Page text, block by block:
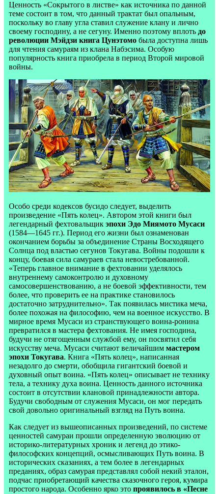
Ценность «Сокрытого в листве» как источника по данной
теме состоит в том, что данный трактат был опальным,
поскольку во главу угла ставил служение клану и лично
своему господину, а не сегуну. Именно поэтому вплоть до
революции Мэйдзи книга Цунэтомо была доступна лишь
для чтения самураям из клана Набэсима. Особую
популярность книга приобрела в период Второй мировой
войны.
Особо среди кодексов бусидо следует, выделить
произведение «Пять колец». Автором этой книги был
легендарный фехтовальщик эпохи Эдо Миямото Мусаси
(1584—1645 гг.). Период его жизни был ознаменован
окончанием борьбы за объединение Страны Восходящего
Солнца под властью сегунов Токугава. Войны подошли к
концу, боевая сила самураев стала невостребованной.
«Теперь главное внимание в фехтовании уделялось
внутреннему самоконтролю и духовному
самосовершенствованию, а не боевой эффективности, тем
более, что проверить ее на практике становилось
достаточно затруднительно». Так появилась мистика меча,
более похожая на философию, чем на военное искусство. В
мирное время Мусаси из странствующего воина-ронина
превратился в мастера фехтования. Не имея господина,
будучи не отягощенным службой ему, он посвятил себя
искусству меча. Мусаси считают величайшим мастером
эпохи Токугава. Книга «Пять колец», написанная
незадолго до смерти, обобщила гигантский боевой и
духовный опыт воина. «Пять колец» описывает не технику
тела, а технику духа воина. Ценность данного источника
состоит в отсутствии клановой принадлежности автора.
Будучи свободным от служения Мусаси, он мог передать
свой довольно оригинальный взгляд на Путь воина.
Как следует из вышеописанных произведений, по системе
ценностей самураи прошли определенную эволюцию от
историко-литературных хроник и легенд до этико-
философских концепций, осмысливающих Путь воина. В
исторических сказаниях, а тем более в легендарных
преданиях, образ самурая представлял собой некий эталон,
подчас приобретающий качества сказочного героя, кумира
простого народа. Особенно ярко это проявилось в «Песне